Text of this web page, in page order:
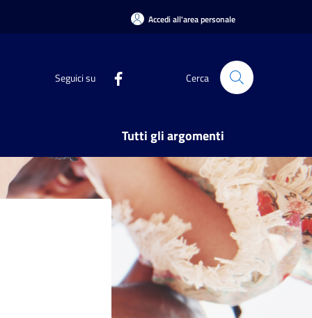
Accedi all'area personale
Seguici su Cerca
Tutti gli argomenti